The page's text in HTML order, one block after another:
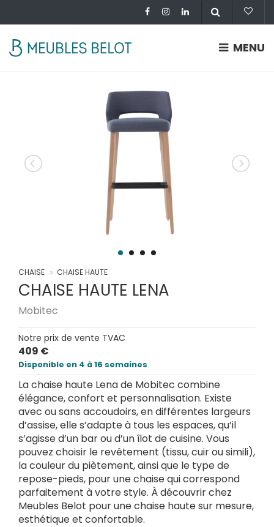
MENU
CHAISE CHAISE HAUTE
CHAISE HAUTE LENA
Mobitec
Notre prix de vente TVAC
409 €
Disponible en 4 à 16 semaines
La chaise haute Lena de Mobitec combine
élégance, confort et personnalisation. Existe
avec ou sans accoudoirs, en différentes largeurs
d’assise, elle s’adapte à tous les espaces, qu’il
s’agisse d’un bar ou d’un îlot de cuisine. Vous
pouvez choisir le revêtement (tissu, cuir ou simili),
la couleur du piètement, ainsi que le type de
repose-pieds, pour une chaise qui correspond
parfaitement à votre style. À découvrir chez
Meubles Belot pour une chaise haute sur mesure,
esthétique et confortable.